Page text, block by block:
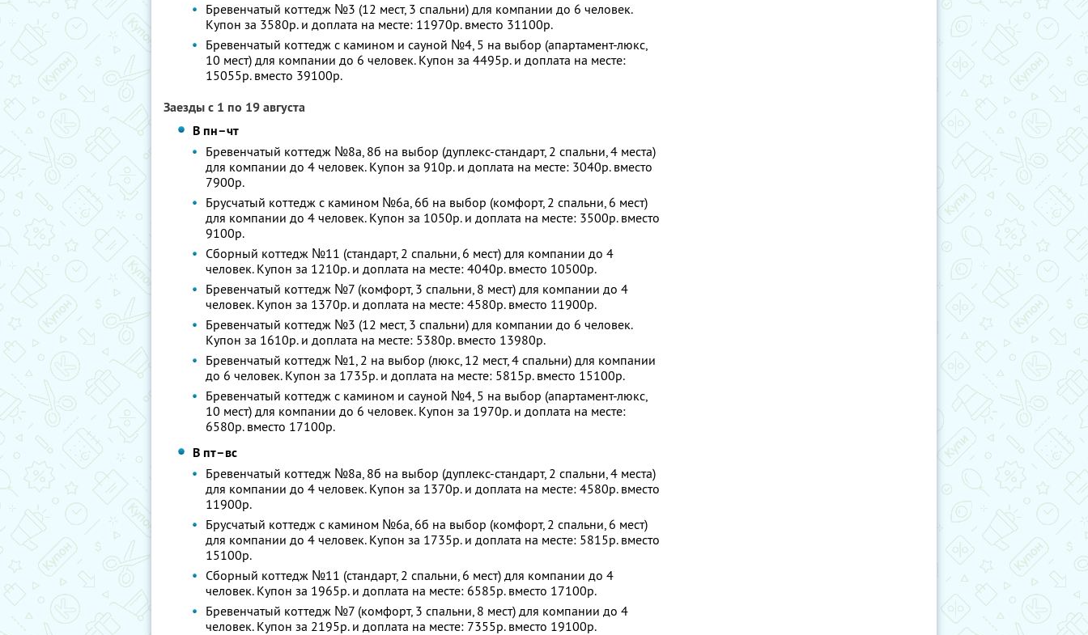
Бревенчатый коттедж №3 (12 мест, 3 спальни) для компании до 6 человек.
Купон за 3580р. и доплата на месте: 11970р. вместо 31100р.
Бревенчатый коттедж с камином и сауной №4, 5 на выбор (апартамент-люкс,
10 мест) для компании до 6 человек. Купон за 4495р. и доплата на месте:
15055р. вместо 39100р.
Заезды с 1 по 19 августа
В пн–чт
Бревенчатый коттедж №8а, 8б на выбор (дуплекс-стандарт, 2 спальни, 4 места)
для компании до 4 человек. Купон за 910р. и доплата на месте: 3040р. вместо
7900р.
Брусчатый коттедж с камином №6а, 6б на выбор (комфорт, 2 спальни, 6 мест)
для компании до 4 человек. Купон за 1050р. и доплата на месте: 3500р. вместо
9100р.
Сборный коттедж №11 (стандарт, 2 спальни, 6 мест) для компании до 4
человек. Купон за 1210р. и доплата на месте: 4040р. вместо 10500р.
Бревенчатый коттедж №7 (комфорт, 3 спальни, 8 мест) для компании до 4
человек. Купон за 1370р. и доплата на месте: 4580р. вместо 11900р.
Бревенчатый коттедж №3 (12 мест, 3 спальни) для компании до 6 человек.
Купон за 1610р. и доплата на месте: 5380р. вместо 13980р.
Бревенчатый коттедж №1, 2 на выбор (люкс, 12 мест, 4 спальни) для компании
до 6 человек. Купон за 1735р. и доплата на месте: 5815р. вместо 15100р.
Бревенчатый коттедж с камином и сауной №4, 5 на выбор (апартамент-люкс,
10 мест) для компании до 6 человек. Купон за 1970р. и доплата на месте:
6580р. вместо 17100р.
В пт–вс
Бревенчатый коттедж №8а, 8б на выбор (дуплекс-стандарт, 2 спальни, 4 места)
для компании до 4 человек. Купон за 1370р. и доплата на месте: 4580р. вместо
11900р.
Брусчатый коттедж с камином №6а, 6б на выбор (комфорт, 2 спальни, 6 мест)
для компании до 4 человек. Купон за 1735р. и доплата на месте: 5815р. вместо
15100р.
Сборный коттедж №11 (стандарт, 2 спальни, 6 мест) для компании до 4
человек. Купон за 1965р. и доплата на месте: 6585р. вместо 17100р.
Бревенчатый коттедж №7 (комфорт, 3 спальни, 8 мест) для компании до 4
человек. Купон за 2195р. и доплата на месте: 7355р. вместо 19100р.